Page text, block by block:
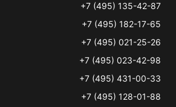
+7 (495) 135-42-87
+7 (495) 182-17-65
+7 (495) 021-25-26
+7 (495) 023-42-98
+7 (495) 431-00-33
+7 (495) 128-01-88